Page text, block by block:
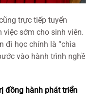
trực tiếp tuyển
sớm cho sinh viên.
đi học chính là “chìa
vào hành trình nghề
đồng hành phát triển